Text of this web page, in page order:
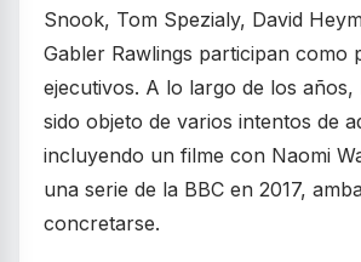
Snook, Tom Spezialy, David
Gabler Rawlings participan como
ejecutivos. A lo largo de los años,
sido objeto de varios intentos de
incluyendo un filme con Naomi
una serie de la BBC en 2017,
concretarse.